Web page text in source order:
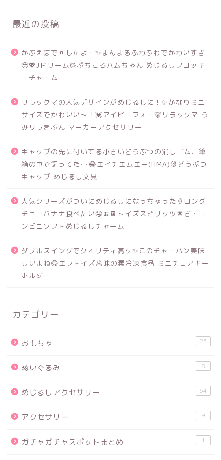
最近の投稿
かぷえぼで回したよー✨まんまるふわふわでかわいすぎ
🥹💖Jドリーム🐹ぷちころハムちゃん めじるしフロッキ
ーチャーム
リラックマの人気デザインがめじるしに！✨かなりミニ
サイズでかわいい～！💓アイピーフォー🐻リラックマ う
みリラきぶん マーカーアクセサリー
キャップの先に付いてる小さいどうぶつの消しゴム、筆
箱の中で飼ってた…😂エイチエムエー(HMA)🐰どうぶつ
キャップ めじるし文具
人気シリーズがついにめじるしになっちゃった🍦ロング
チョコバナナ食べたい🤤🍌🍫トイズスピリッツ🌟ざ・コ
ンビニソフトめじるしチャーム
ダブルスイングでクオリティ高ッ✨このチャーハン美味
しいよね😋エフトイズ🥟味の素冷凍食品 ミニチュアキー
ホルダー
カテゴリー
おもちゃ 25
ぬいぐるみ 8
めじるしアクセサリー 64
アクセサリー 9
ガチャガチャスポットまとめ 1